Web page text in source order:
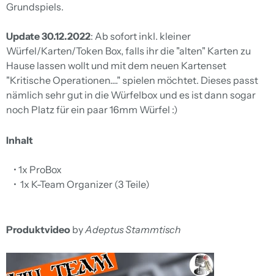
Grundspiels.
Update 30.12.2022: Ab sofort inkl. kleiner
Würfel/Karten/Token Box, falls ihr die "alten" Karten zu
Hause lassen wollt und mit dem neuen Kartenset
"Kritische Operationen...." spielen möchtet. Dieses passt
nämlich sehr gut in die Würfelbox und es ist dann sogar
noch Platz für ein paar 16mm Würfel :)
Inhalt
• 1x ProBox
• 1x K-Team Organizer (3 Teile)
Produktvideo byAdeptus Stammtisch